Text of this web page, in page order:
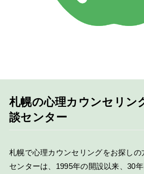
札幌の心理カウンセリン
談センター
札幌で心理カウンセリングをお探しの
センターは、1995年の開設以来、30